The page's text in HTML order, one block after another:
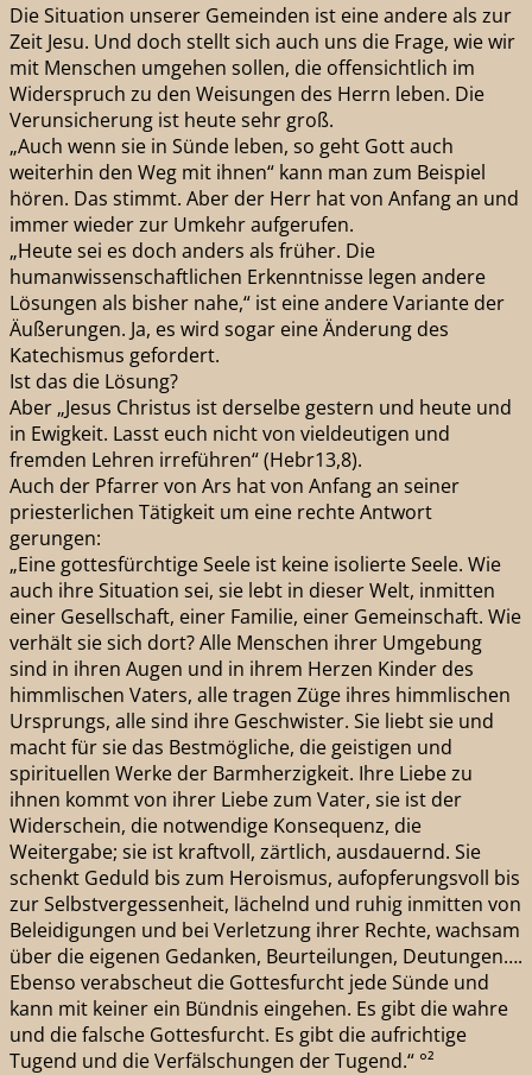
Die Situation unserer Gemeinden ist eine andere als zur
Zeit Jesu. Und doch stellt sich auch uns die Frage, wie wir
mit Menschen umgehen sollen, die offensichtlich im
Widerspruch zu den Weisungen des Herrn leben. Die
Verunsicherung ist heute sehr groß.
„Auch wenn sie in Sünde leben, so geht Gott auch
weiterhin den Weg mit ihnen“ kann man zum Beispiel
hören. Das stimmt. Aber der Herr hat von Anfang an und
immer wieder zur Umkehr aufgerufen.
„Heute sei es doch anders als früher. Die
humanwissenschaftlichen Erkenntnisse legen andere
Lösungen als bisher nahe,“ ist eine andere Variante der
Äußerungen. Ja, es wird sogar eine Änderung des
Katechismus gefordert.
Ist das die Lösung?
Aber „Jesus Christus ist derselbe gestern und heute und
in Ewigkeit. Lasst euch nicht von vieldeutigen und
fremden Lehren irreführen“ (Hebr13,8).
Auch der Pfarrer von Ars hat von Anfang an seiner
priesterlichen Tätigkeit um eine rechte Antwort
gerungen:
„Eine gottesfürchtige Seele ist keine isolierte Seele. Wie
auch ihre Situation sei, sie lebt in dieser Welt, inmitten
einer Gesellschaft, einer Familie, einer Gemeinschaft. Wie
verhält sie sich dort? Alle Menschen ihrer Umgebung
sind in ihren Augen und in ihrem Herzen Kinder des
himmlischen Vaters, alle tragen Züge ihres himmlischen
Ursprungs, alle sind ihre Geschwister. Sie liebt sie und
macht für sie das Bestmögliche, die geistigen und
spirituellen Werke der Barmherzigkeit. Ihre Liebe zu
ihnen kommt von ihrer Liebe zum Vater, sie ist der
Widerschein, die notwendige Konsequenz, die
Weitergabe; sie ist kraftvoll, zärtlich, ausdauernd. Sie
schenkt Geduld bis zum Heroismus, aufopferungsvoll bis
zur Selbstvergessenheit, lächelnd und ruhig inmitten von
Beleidigungen und bei Verletzung ihrer Rechte, wachsam
über die eigenen Gedanken, Beurteilungen, Deutungen….
Ebenso verabscheut die Gottesfurcht jede Sünde und
kann mit keiner ein Bündnis eingehen. Es gibt die wahre
und die falsche Gottesfurcht. Es gibt die aufrichtige
Tugend und die Verfälschungen der Tugend.“ °²